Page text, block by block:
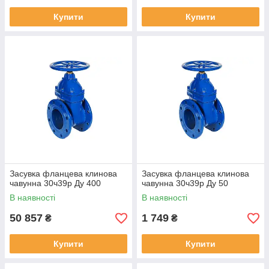
Купити Купити
Засувка фланцева клинова
чавунна 30ч39р Ду 400
В наявності
50 857 ₴
Купити
Засувка фланцева клинова
чавунна 30ч39р Ду 50
В наявності
1 749 ₴
Купити